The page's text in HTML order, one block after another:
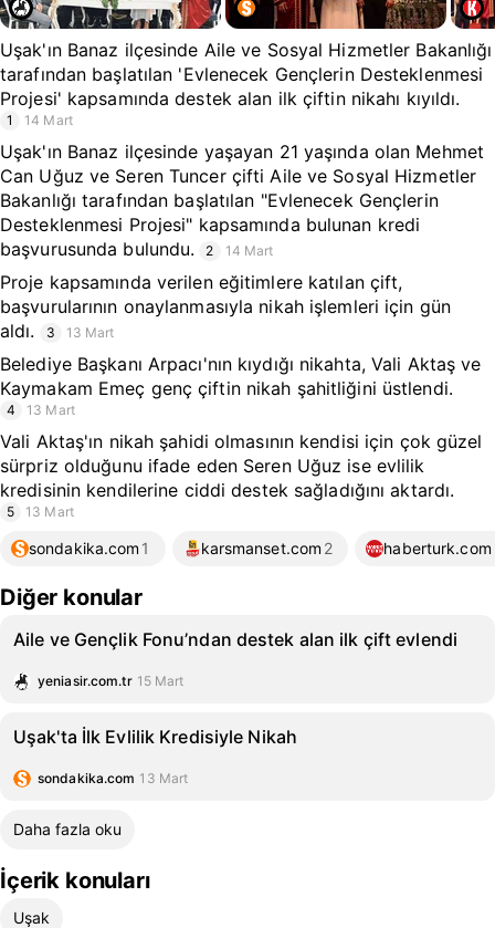
Uşak'ın Banaz ilçesinde Aile ve Sosyal Hizmetler Bakanlığı
tarafından başlatılan 'Evlenecek Gençlerin Desteklenmesi
Projesi' kapsamında destek alan ilk çiftin nikahı kıyıldı.
1 14 Mart
Uşak'ın Banaz ilçesinde yaşayan 21 yaşında olan Mehmet
Can Uğuz ve Seren Tuncer çifti Aile ve Sosyal Hizmetler
Bakanlığı tarafından başlatılan "Evlenecek Gençlerin
Desteklenmesi Projesi" kapsamında bulunan kredi
başvurusunda bulundu.
2 14 Mart
Proje kapsamında verilen eğitimlere katılan çift,
başvurularının onaylanmasıyla nikah işlemleri için gün
aldı.
3 13 Mart
Belediye Başkanı Arpacı'nın kıydığı nikahta, Vali Aktaş ve
Kaymakam Emeç genç çiftin nikah şahitliğini üstlendi.
4 13 Mart
Vali Aktaş'ın nikah şahidi olmasının kendisi için çok güzel
sürpriz olduğunu ifade eden Seren Uğuz ise evlilik
kredisinin kendilerine ciddi destek sağladığını aktardı.
5 13 Mart
sondakika.com 1 karsmanset.com 2 haberturk.com
Diğer konular
Aile ve Gençlik Fonu’ndan destek alan ilk çift evlendi
yeniasir.com.tr 15 Mart
Uşak'ta İlk Evlilik Kredisiyle Nikah
sondakika.com 13 Mart
Daha fazla oku
İçerik konuları
Uşak